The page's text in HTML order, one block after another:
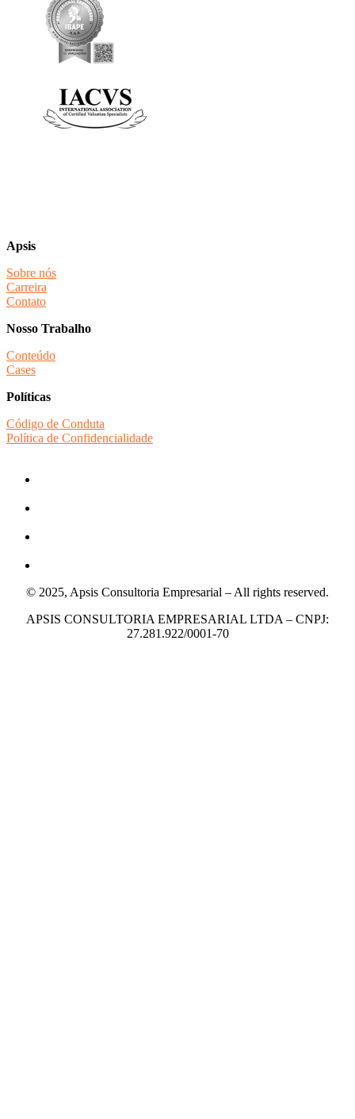
Apsis
Sobre nós
Carreira
Contato
Nosso Trabalho
Conteúdo
Cases
Políticas
Código de Conduta
Política de Confidencialidade
© 2025, Apsis Consultoria Empresarial – All rights reserved.
APSIS CONSULTORIA EMPRESARIAL LTDA – CNPJ:
27.281.922/0001-70